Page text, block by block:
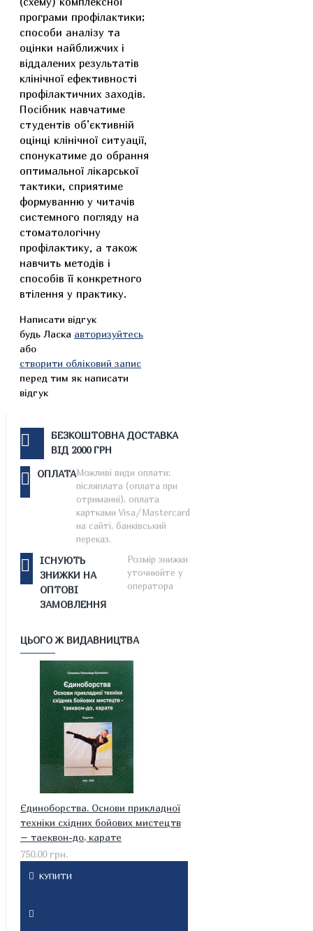
програми профілактики;
способи аналізу та
оцінки найближчих і
віддалених результатів
клінічної ефективності
профілактичних заходів.
Посібник навчатиме
студентів об’єктивній
оцінці клінічної ситуації,
спонукатиме до обрання
оптимальної лікарської
тактики, сприятиме
формуванню у читачів
системного погляду на
стоматологічну
профілактику, а також
навчить методів і
способів її конкретного
втілення у практику.
Написати відгук
будь Ласка авторизуйтесь
або
створити обліковий запис
перед тим як написати
відгук
БЕЗКОШТОВНА ДОСТАВКА
ВІД 2000 ГРН
ОПЛАТАМожливі види оплати:
післяплата (оплата при
отриманні), оплата
картками Visa/Mastercard
на сайті, банківський
переказ.
ІСНУЮТЬ
ЗНИЖКИ НА
ОПТОВІ
ЗАМОВЛЕННЯ
Розмір знижки
уточнюйте у
оператора
ЦЬОГО Ж ВИДАВНИЦТВА
Єдиноборства. Основи прикладної
техніки східних бойових мистецтв
– таеквон-до, карате
750.00 грн.
КУПИТИ